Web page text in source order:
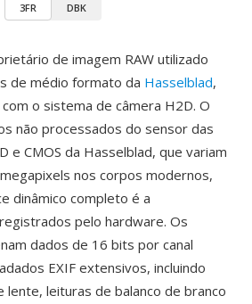
3FR DBK
de imagem RAW utilizado
de médio formato da Hasselblad,
o sistema de câmera H2D. O
não processados do sensor das
e CMOS da Hasselblad, que variam
nos corpos modernos,
dinâmico completo é a
pelo hardware. Os
dados de 16 bits por canal
EXIF extensivos, incluindo
leituras de balanco de branco